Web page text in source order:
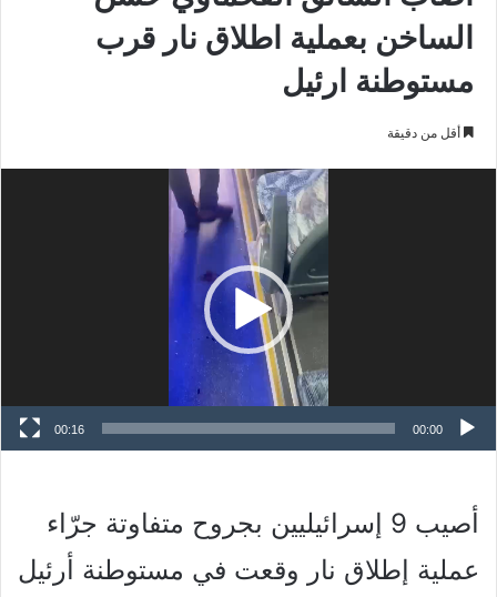
الساخن بعملية اطلاق نار قرب
مستوطنة ارئيل
أقل من دقيقة
00:00
00:16
أصيب 9 إسرائيليين بجروح متفاوتة جرّاء
عملية إطلاق نار وقعت في مستوطنة أرئيل